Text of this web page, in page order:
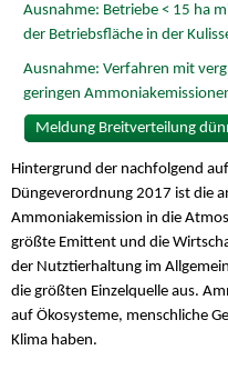
Ausnahme: Betriebe < 15 ha
der Betriebsfläche in der
Ausnahme: Verfahren mit
geringen
Meldung Breitverteilung
Hintergrund der nachfolgend
Düngeverordnung 2017 ist die
Ammoniakemission in die
größte Emittent und die
der Nutztierhaltung im
die größten Einzelquelle aus.
auf Ökosysteme, menschliche
Klima haben.